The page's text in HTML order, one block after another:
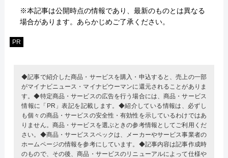
※本記事は公開時点の情報であり、最新のものとは異なる
場合があります。あらかじめご了承ください。
PR
◆記事で紹介した商品・サービスを購入・申込すると、売上の一部
がマイナビニュース・マイナビウーマンに還元されることがありま
す。◆特定商品・サービスの広告を行う場合には、商品・サービス
情報に「PR」表記を記載します。◆紹介している情報は、必ずし
も個々の商品・サービスの安全性・有効性を示しているわけではあ
りません。商品・サービスを選ぶときの参考情報としてご利用くだ
さい。◆商品・サービススペックは、メーカーやサービス事業者の
ホームページの情報を参考にしています。◆記事内容は記事作成時
のもので、その後、商品・サービスのリニューアルによって仕様や